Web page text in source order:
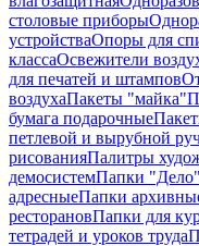
столовые приборы
устройстваОпоры для
классаОсвежители
для печатей и штампов
воздухаПакеты "майка"
бумага подарочные
петлевой и вырубной
рисованияПалитры
демосистемПапки "Дело"
адресныеПапки
ресторановПапки для
тетрадей и уроков труда